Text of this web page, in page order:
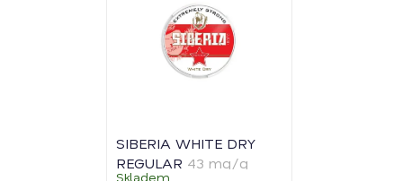
SIBERIA WHITE DRY
REGULAR 43 mg/g
Skladem